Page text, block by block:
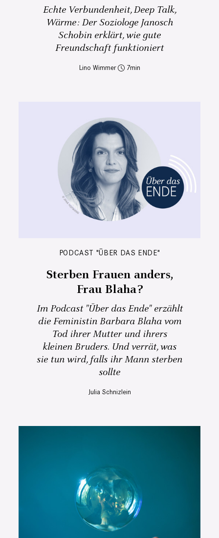
Echte Verbundenheit, Deep Talk,
Wärme: Der Soziologe Janosch
Schobin erklärt, wie gute
Freundschaft funktioniert
Lino Wimmer 7
PODCAST "ÜBER DAS ENDE"
Sterben Frauen anders,
Frau Blaha?
Im Podcast "Über das Ende" erzählt
die Feministin Barbara Blaha vom
Tod ihrer Mutter und ihrers
kleinen Bruders. Und verrät, was
sie tun wird, falls ihr Mann sterben
sollte
Julia Schnizlein